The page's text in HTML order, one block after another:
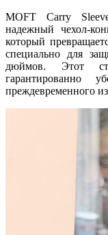
MOFT Carry
надежный чехол-
который
специально для
дюймов. Этот
гарантированно
преждевременного